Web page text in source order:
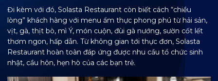
Đi kèm với đó, Solasta Restaurant còn biết cách “chiều
lòng” khách hàng với menu ẩm thực phong phú từ hải sản,
vịt, gà, thịt bò, mì Ý, món cuộn, đùi gà nướng, sườn cốt lết
thơm ngon, hấp dẫn. Từ không gian tới thực đơn, Solasta
Restaurant hoàn toàn đáp ứng được nhu cầu tổ chức sinh
nhật, cầu hôn, hẹn hò của các bạn trẻ.